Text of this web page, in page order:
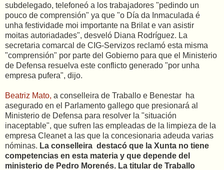
subdelegado, telefoneó a los trabajadores "pedindo un
pouco de comprensión" ya que "o Día da Inmaculada é
unha festividade moi importante na Brilat e van asistir
moitas autoriadades", desveló Diana Rodríguez. La
secretaria comarcal de CIG-Servizos reclamó esta misma
"comprensión" por parte del Gobierno para que el Ministerio
de Defensa resuelva este conflicto generado "por unha
empresa pufera", dijo.
Beatriz Mato, a conselleira de Traballo e Benestar ha
asegurado en el Parlamento gallego que presionará al
Ministerio de Defensa para resolver la "situación
inaceptable", que sufren las empleadas de la limpieza de la
empresa Cleanet a las que la concesionaria adeuda varias
nóminas. La conselleira destacó que la Xunta no tiene
competencias en esta materia y que depende del
ministerio de Pedro Morenés. La titular de Traballo